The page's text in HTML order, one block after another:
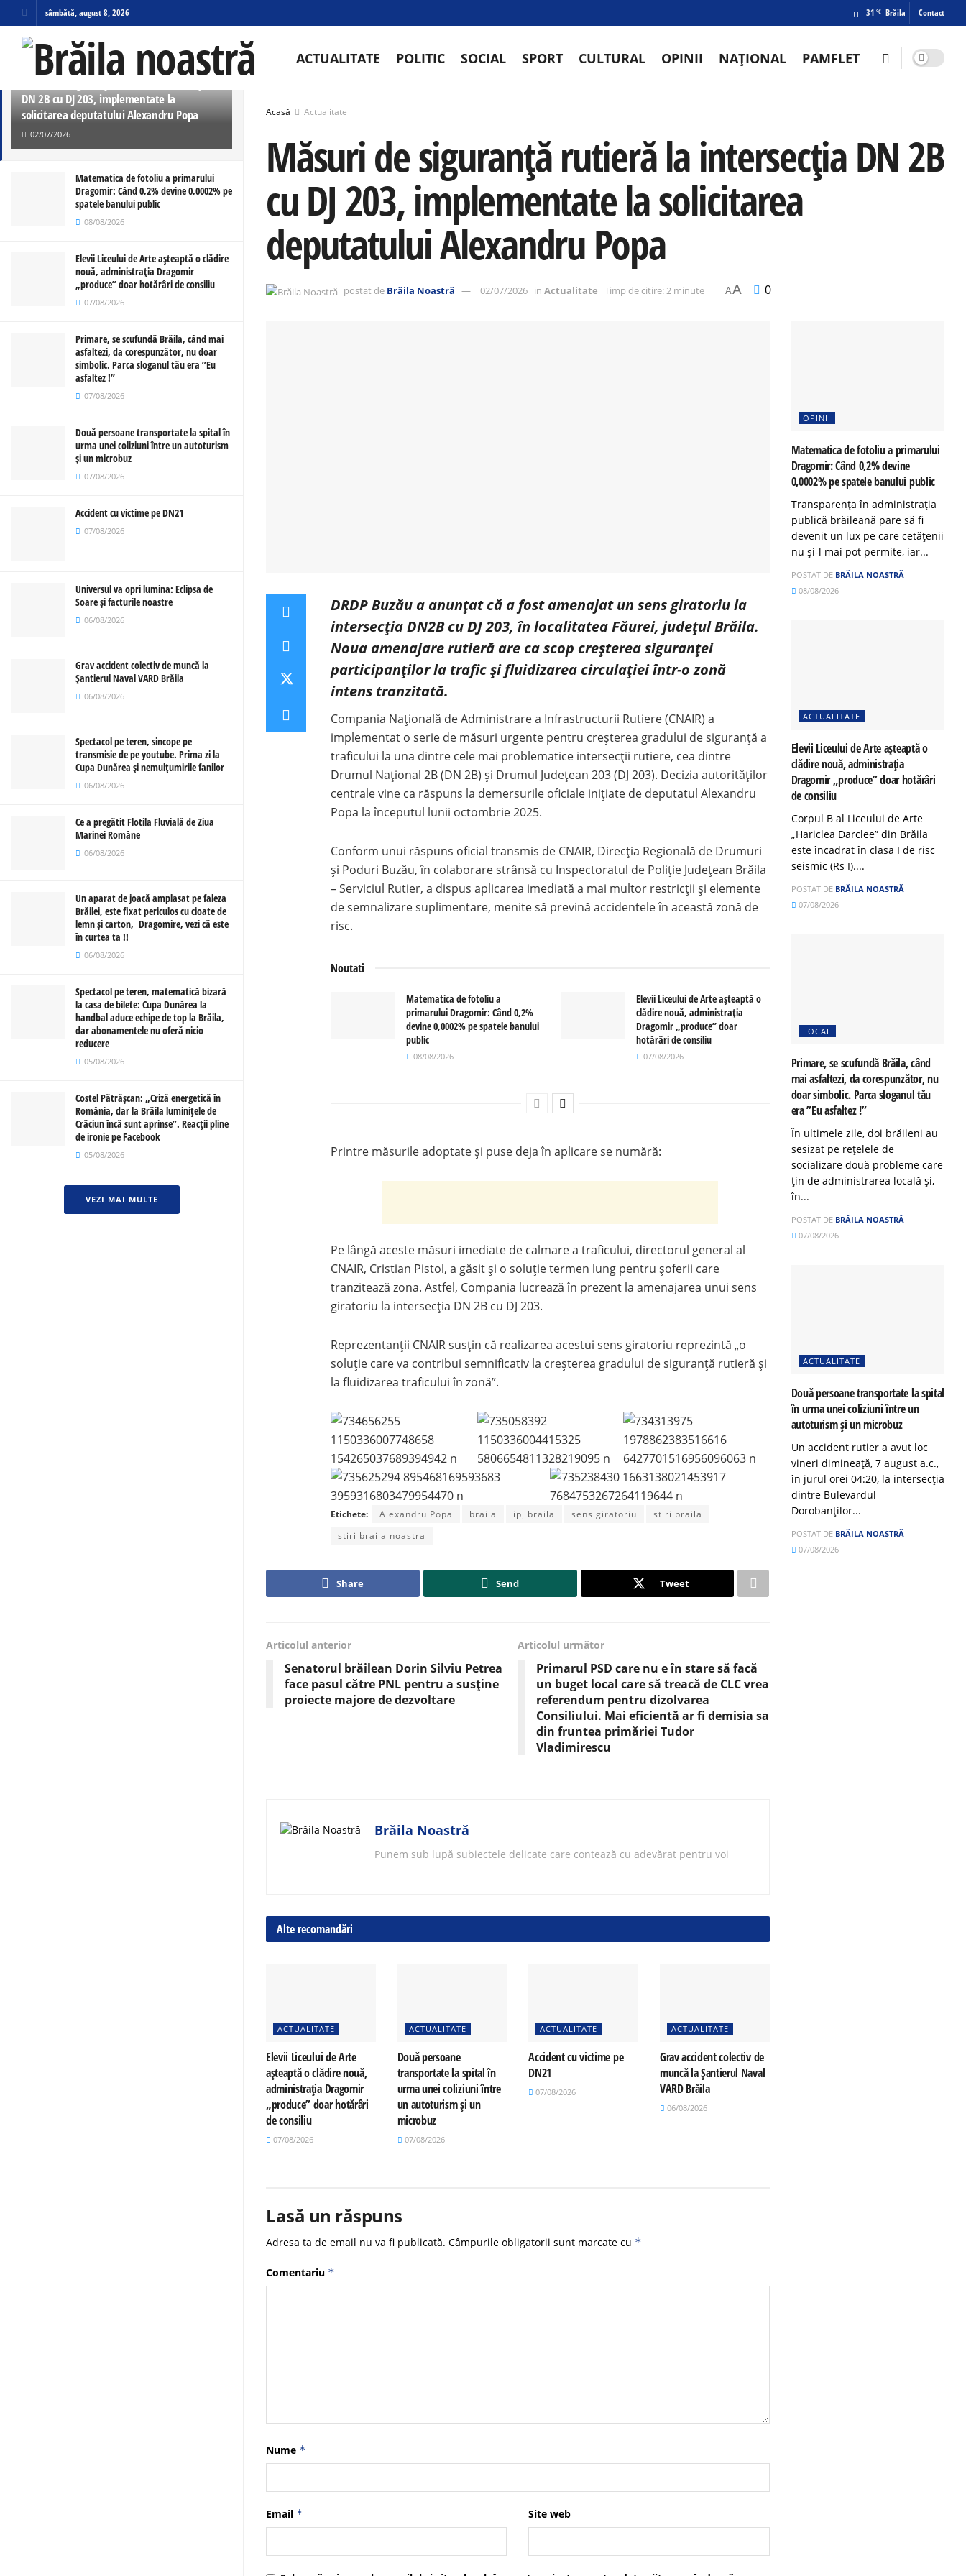
ULTIMELE TRENDING
DN 2B cu DJ 203, implementate la
solicitarea deputatului Alexandru Popa
02/07/2026
Matematica de fotoliu a primarului
Dragomir: Când 0,2% devine 0,0002% pe
spatele banului public
08/08/2026
Elevii Liceului de Arte așteaptă o clădire
nouă, administrația Dragomir
„produce” doar hotărâri de consiliu
07/08/2026
Primare, se scufundă Brăila, când mai
asfaltezi, da corespunzător, nu doar
simbolic. Parca sloganul tău era ”Eu
asfaltez !”
07/08/2026
Două persoane transportate la spital în
urma unei coliziuni între un autoturism
și un microbuz
07/08/2026
Accident cu victime pe DN21
07/08/2026
Universul va opri lumina: Eclipsa de
Soare și facturile noastre
06/08/2026
Grav accident colectiv de muncă la
Șantierul Naval VARD Brăila
06/08/2026
Spectacol pe teren, sincope pe
transmisie de pe youtube. Prima zi la
Cupa Dunărea și nemulțumirile fanilor
06/08/2026
Ce a pregătit Flotila Fluvială de Ziua
Marinei Române
06/08/2026
Un aparat de joacă amplasat pe faleza
Brăilei, este fixat periculos cu cioate de
lemn și carton, Dragomire, vezi că este
în curtea ta !!
06/08/2026
Spectacol pe teren, matematică bizară
la casa de bilete: Cupa Dunărea la
handbal aduce echipe de top la Brăila,
dar abonamentele nu oferă nicio
reducere
05/08/2026
Costel Pătrășcan: „Criză energetică în
România, dar la Brăila luminițele de
Crăciun încă sunt aprinse”. Reacții pline
de ironie pe Facebook
05/08/2026
VEZI MAI MULTE
sâmbătă, august 8, 2026 31 °C Brăila Contact
ACTUALITATE POLITIC SOCIAL SPORT CULTURAL OPINII NAȚIONAL PAMFLET
Acasă Actualitate
Măsuri de siguranță rutieră la intersecția DN 2B
cu DJ 203, implementate la solicitarea
deputatului Alexandru Popa
postat de Brăila Noastră 02/07/2026 in Actualitate Timp de citire: 2 minute AA 0
DRDP Buzău a anunțat că a fost amenajat un sens giratoriu la
intersecția DN2B cu DJ 203, în localitatea Făurei, județul Brăila.
Noua amenajare rutieră are ca scop creșterea siguranței
participanților la trafic și fluidizarea circulației într-o zonă
intens tranzitată.
Compania Națională de Administrare a Infrastructurii Rutiere (CNAIR) a
implementat o serie de măsuri urgente pentru creșterea gradului de siguranță a
traficului la una dintre cele mai problematice intersecții rutiere, cea dintre
Drumul Național 2B (DN 2B) și Drumul Județean 203 (DJ 203). Decizia autorităților
centrale vine ca răspuns la demersurile oficiale inițiate de deputatul Alexandru
Popa la începutul lunii octombrie 2025.
Conform unui răspuns oficial transmis de CNAIR, Direcția Regională de Drumuri
și Poduri Buzău, în colaborare strânsă cu Inspectoratul de Poliție Județean Brăila
– Serviciul Rutier, a dispus aplicarea imediată a mai multor restricții și elemente
de semnalizare suplimentare, menite să prevină accidentele în această zonă de
risc.
Noutati
Matematica de fotoliu a
primarului Dragomir: Când 0,2%
devine 0,0002% pe spatele banului
public
08/08/2026
Elevii Liceului de Arte așteaptă o
clădire nouă, administrația
Dragomir „produce” doar
hotărâri de consiliu
07/08/2026
Printre măsurile adoptate și puse deja în aplicare se numără:
Pe lângă aceste măsuri imediate de calmare a traficului, directorul general al
CNAIR, Cristian Pistol, a găsit și o soluție termen lung pentru șoferii care
tranzitează zona. Astfel, Compania lucrează în prezent la amenajarea unui sens
giratoriu la intersecția DN 2B cu DJ 203.
Reprezentanții CNAIR susțin că realizarea acestui sens giratoriu reprezintă „o
soluție care va contribui semnificativ la creșterea gradului de siguranță rutieră și
la fluidizarea traficului în zonă”.
Etichete: Alexandru Popa braila ipj braila sens giratoriu
stiri braila
stiri braila noastra
Share Send Tweet
Articolul anterior
Senatorul brăilean Dorin Silviu Petrea
face pasul către PNL pentru a susține
proiecte majore de dezvoltare
Articolul următor
Primarul PSD care nu e în stare să facă
un buget local care să treacă de CLC vrea
referendum pentru dizolvarea
Consiliului. Mai eficientă ar fi demisia sa
din fruntea primăriei Tudor
Vladimirescu
Brăila Noastră
Punem sub lupă subiectele delicate care contează cu adevărat pentru voi
Alte recomandări
ACTUALITATE
Elevii Liceului de Arte
așteaptă o clădire nouă,
administrația Dragomir
„produce” doar hotărâri
de consiliu
07/08/2026
ACTUALITATE
Două persoane
transportate la spital în
urma unei coliziuni între
un autoturism și un
microbuz
07/08/2026
ACTUALITATE
Accident cu victime pe
DN21
07/08/2026
ACTUALITATE
Grav accident colectiv de
muncă la Șantierul Naval
VARD Brăila
06/08/2026
Lasă un răspuns
Adresa ta de email nu va fi publicată. Câmpurile obligatorii sunt marcate cu *
Comentariu *
Nume *
Email * Site web
OPINII
Matematica de fotoliu a primarului
Dragomir: Când 0,2% devine
0,0002% pe spatele banului public
Transparența în administrația
publică brăileană pare să fi
devenit un lux pe care cetățenii
nu și-l mai pot permite, iar...
POSTAT DE BRĂILA NOASTRĂ
08/08/2026
ACTUALITATE
Elevii Liceului de Arte așteaptă o
clădire nouă, administrația
Dragomir „produce” doar hotărâri
de consiliu
Corpul B al Liceului de Arte
„Hariclea Darclee” din Brăila
este încadrat în clasa I de risc
seismic (Rs I)....
POSTAT DE BRĂILA NOASTRĂ
07/08/2026
LOCAL
Primare, se scufundă Brăila, când
mai asfaltezi, da corespunzător, nu
doar simbolic. Parca sloganul tău
era ”Eu asfaltez !”
În ultimele zile, doi brăileni au
sesizat pe rețelele de
socializare două probleme care
țin de administrarea locală și,
în...
POSTAT DE BRĂILA NOASTRĂ
07/08/2026
ACTUALITATE
Două persoane transportate la spital
în urma unei coliziuni între un
autoturism și un microbuz
Un accident rutier a avut loc
vineri dimineață, 7 august a.c.,
în jurul orei 04:20, la intersecția
dintre Bulevardul
Dorobanților...
POSTAT DE BRĂILA NOASTRĂ
07/08/2026